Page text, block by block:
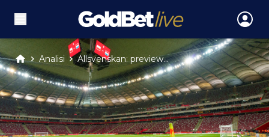
Analisi Allsvenskan: preview...